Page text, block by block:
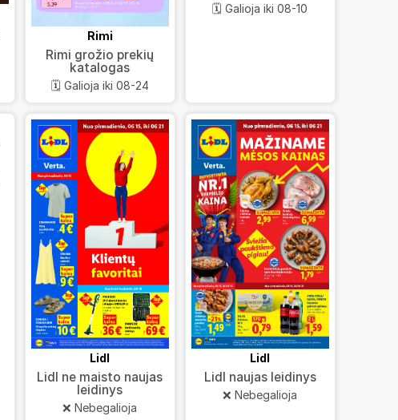
Rimi
Rimi grožio prekių
katalogas
🗓️ Galioja iki 08-24
🗓️ Galioja iki 08-10
Lidl
Lidl ne maisto naujas
leidinys
❌ Nebegalioja
Lidl
Lidl naujas leidinys
❌ Nebegalioja